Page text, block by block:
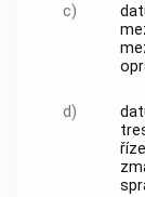
c)
d)